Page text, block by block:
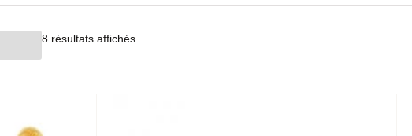
8 résultats affichés